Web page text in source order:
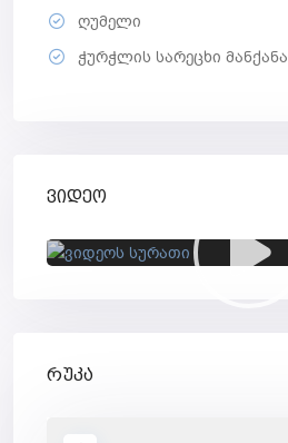
ღუმელი
ჭურჭლის სარეცხი მანქანა
ვიდეო
რუკა